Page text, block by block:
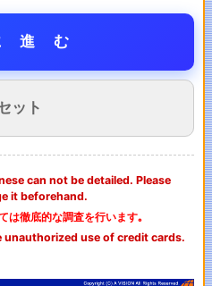
can not be detailed. Please
it beforehand.
は徹底的な調査を行います｡
use of credit cards.